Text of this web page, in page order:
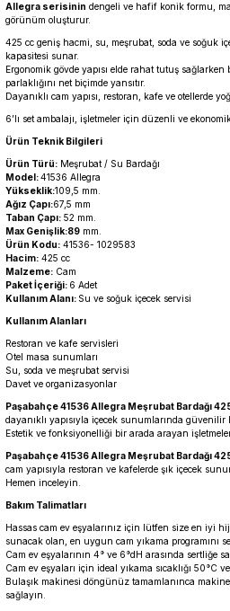
Allegra serisinin dengeli ve hafif konik formu,
görünüm oluşturur.
425 cc geniş hacmi, su, meşrubat, soda ve soğuk
kapasitesi sunar.
Ergonomik gövde yapısı elde rahat tutuş
parlaklığını net biçimde yansıtır.
Dayanıklı cam yapısı, restoran, kafe ve otellerde
6’lı set ambalajı, işletmeler için düzenli ve
Ürün Teknik Bilgileri
Ürün Türü: Meşrubat / Su Bardağı
Model:41536 Allegra
Yükseklik:109,5 mm.
Ağız Çapı:67,5 mm
Taban Çapı: 52 mm.
Max Genişlik:89 mm.
Ürün Kodu: 41536- 1029583
Hacim: 425 cc
Malzeme: Cam
Paket İçeriği: 6 Adet
Kullanım Alanı: Su ve soğuk içecek servisi
Kullanım Alanları
Restoran ve kafe servisleri
Otel masa sunumları
Su, soda ve meşrubat servisi
Davet ve organizasyonlar
Paşabahçe 41536 Allegra Meşrubat Bardağı
dayanıklı yapısıyla içecek sunumlarında
Estetik ve fonksiyonelliği bir arada arayan
Paşabahçe 41536 Allegra Meşrubat Bardağı
cam yapısıyla restoran ve kafelerde şık içecek
Hemen inceleyin.
Bakım Talimatları
Hassas cam ev eşyalarınız için lütfen size en iyi
sunacak olan, en uygun cam yıkama programını
Cam ev eşyalarının 4° ve 6°dH arasında sertliğe
Cam ev eşyaları için ideal yıkama sıcaklığı 50°C
Bulaşık makinesi döngünüz tamamlanınca
sağlayın.